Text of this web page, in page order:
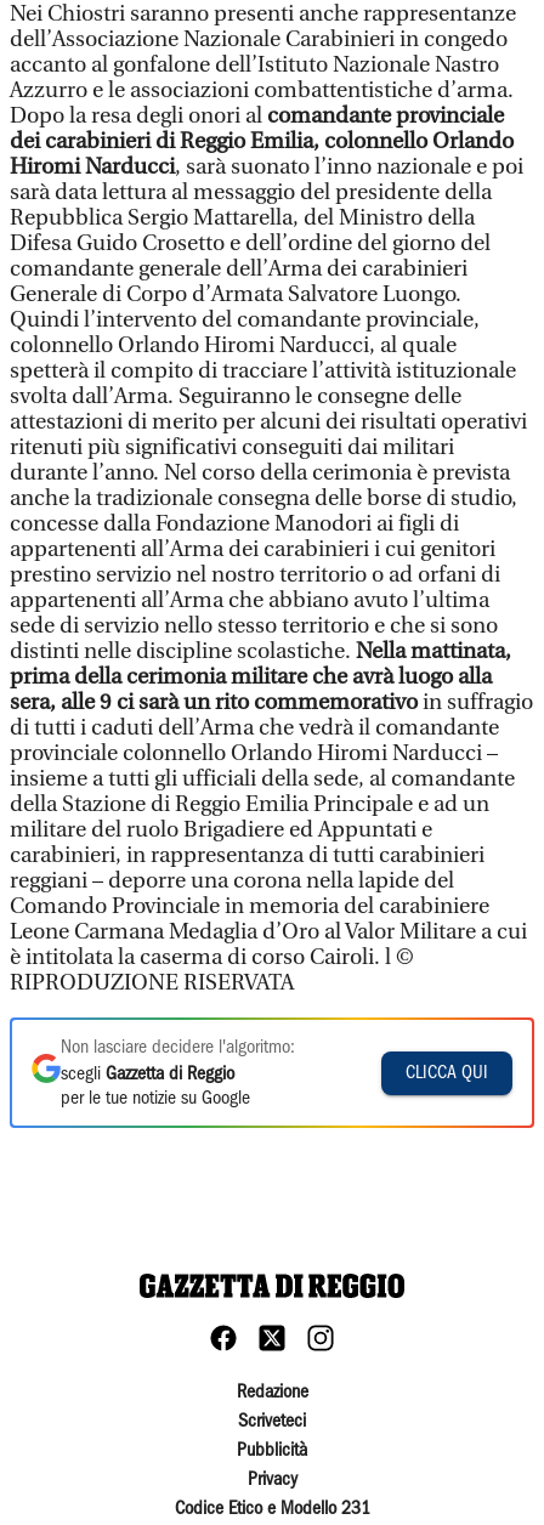
Nei Chiostri saranno presenti anche rappresentanze
dell’Associazione Nazionale Carabinieri in congedo
accanto al gonfalone dell’Istituto Nazionale Nastro
Azzurro e le associazioni combattentistiche d’arma.
Dopo la resa degli onori al comandante provinciale
dei carabinieri di Reggio Emilia, colonnello Orlando
Hiromi Narducci, sarà suonato l’inno nazionale e poi
sarà data lettura al messaggio del presidente della
Repubblica Sergio Mattarella, del Ministro della
Difesa Guido Crosetto e dell’ordine del giorno del
comandante generale dell’Arma dei carabinieri
Generale di Corpo d’Armata Salvatore Luongo.
Quindi l’intervento del comandante provinciale,
colonnello Orlando Hiromi Narducci, al quale
spetterà il compito di tracciare l’attività istituzionale
svolta dall’Arma. Seguiranno le consegne delle
attestazioni di merito per alcuni dei risultati operativi
ritenuti più significativi conseguiti dai militari
durante l’anno. Nel corso della cerimonia è prevista
anche la tradizionale consegna delle borse di studio,
concesse dalla Fondazione Manodori ai figli di
appartenenti all’Arma dei carabinieri i cui genitori
prestino servizio nel nostro territorio o ad orfani di
appartenenti all’Arma che abbiano avuto l’ultima
sede di servizio nello stesso territorio e che si sono
distinti nelle discipline scolastiche. Nella mattinata,
prima della cerimonia militare che avrà luogo alla
sera, alle 9 ci sarà un rito commemorativoin suffragio
di tutti i caduti dell’Arma che vedrà il comandante
provinciale colonnello Orlando Hiromi Narducci –
insieme a tutti gli ufficiali della sede, al comandante
della Stazione di Reggio Emilia Principale e ad un
militare del ruolo Brigadiere ed Appuntati e
carabinieri, in rappresentanza di tutti carabinieri
reggiani – deporre una corona nella lapide del
Comando Provinciale in memoria del carabiniere
Leone Carmana Medaglia d’Oro al Valor Militare a cui
è intitolata la caserma di corso Cairoli. l ©
RIPRODUZIONE RISERVATA
Non lasciare decidere l'algoritmo:
scegli Gazzetta di Reggio
per le tue notizie su Google
CLICCA QUI
Redazione
Scriveteci
Pubblicità
Privacy
Codice Etico e Modello 231